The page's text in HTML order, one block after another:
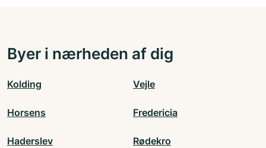
Byer i nærheden af dig
Kolding Vejle
Horsens Fredericia
Haderslev Rødekro